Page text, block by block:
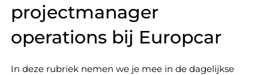
projectmanager
operations bij Europcar
In deze rubriek nemen we je mee in de dagelijkse